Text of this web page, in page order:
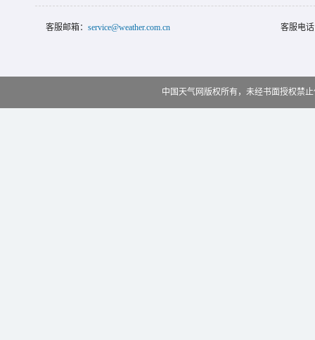
客服邮箱： service@weather.com.cn 客服电
中国天气网版权所有，未经书面授权